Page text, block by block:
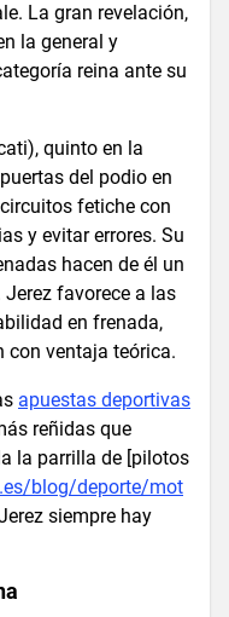
La gran revelación,
la general y
reina ante su
quinto en la
del podio en
fetiche con
y evitar errores. Su
hacen de él un
favorece a las
en frenada,
con ventaja teórica.
apuestas deportivas
reñidas que
la parrilla de [pilotos
blog/deporte/mot
siempre hay